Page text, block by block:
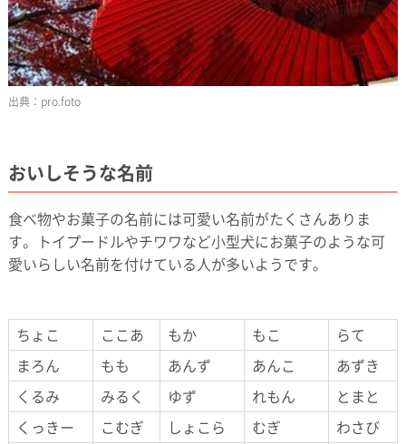
pro.foto
おいしそうな名前
食べ物やお菓子の名前には可愛い名前がたくさんありま
す。トイプードルやチワワなど小型犬にお菓子のような可
愛いらしい名前を付けている人が多いようです。
ちょこ ここあ もか もこ
らて
まろん
もも あんず あんこ
あずき
くるみ
みるく ゆず れもん
とまと
くっきー
こむぎ しょこら むぎ
わさび